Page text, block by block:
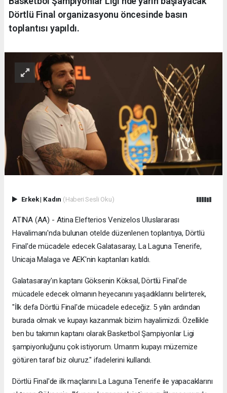
Dörtlü Final organizasyonu öncesinde basın
toplantısı yapıldı.
Erkek| Kadın (Haberi Sesli Oku)
ATINA (AA) - Atina Elefterios Venizelos Uluslararası
Havalimanı'nda bulunan otelde düzenlenen toplantıya, Dörtlü
Final'de mücadele edecek Galatasaray, La Laguna Tenerife,
Unicaja Malaga ve AEK'nin kaptanları katıldı.
Galatasaray'ın kaptanı Göksenin Köksal, Dörtlü Final'de
mücadele edecek olmanın heyecanını yaşadıklarını belirterek,
"İlk defa Dörtlü Final'de mücadele edeceğiz. 5 yılın ardından
burada olmak ve kupayı kazanmak bizim hayalimizdi. Özellikle
ben bu takımın kaptanı olarak Basketbol Şampiyonlar Ligi
şampiyonluğunu çok istiyorum. Umarım kupayı müzemize
götüren taraf biz oluruz." ifadelerini kullandı.
Dörtlü Final'de ilk maçlarını La Laguna Tenerife ile yapacaklarını